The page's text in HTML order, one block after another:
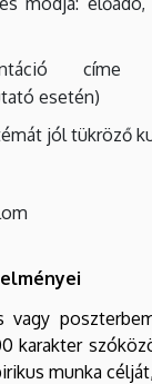
címe
esetén)
jól tükröző
vagy
karakter
munka